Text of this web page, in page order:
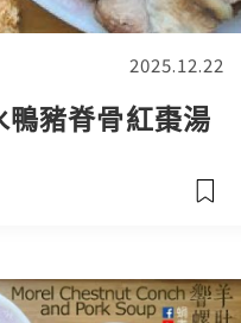
2025.12.22
豬脊骨紅棗湯